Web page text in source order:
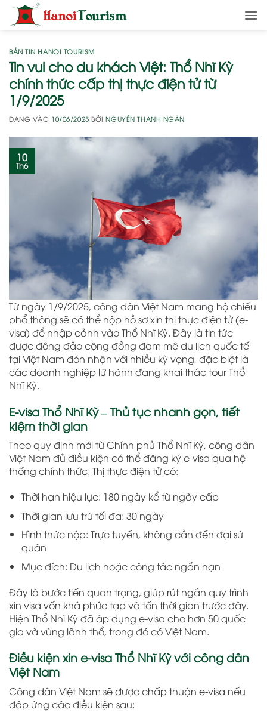
qua
dungBẢN TIN HANOI TOURISM
Tin vui cho du khách Việt: Thổ Nhĩ Kỳ
chính thức cấp thị thực điện tử từ
1/9/2025
ĐĂNG VÀO 10/06/2025 BỞINGUYỄN THANH NGÂN
10
Th6
Từ ngày 1/9/2025, công dân Việt Nam mang hộ chiếu
phổ thông sẽ có thể nộp hồ sơ xin thị thực điện tử (e-
visa) để nhập cảnh vào Thổ Nhĩ Kỳ. Đây là tin tức
được đông đảo cộng đồng đam mê du lịch quốc tế
tại Việt Nam đón nhận với nhiều kỳ vọng, đặc biệt là
các doanh nghiệp lữ hành đang khai thác tour Thổ
Nhĩ Kỳ.
E-visa Thổ Nhĩ Kỳ – Thủ tục nhanh gọn, tiết
kiệm thời gian
Theo quy định mới từ Chính phủ Thổ Nhĩ Kỳ, công dân
Việt Nam đủ điều kiện có thể đăng ký e-visa qua hệ
thống chính thức. Thị thực điện tử có:
Thời hạn hiệu lực: 180 ngày kể từ ngày cấp
Thời gian lưu trú tối đa: 30 ngày
Hình thức nộp: Trực tuyến, không cần đến đại sứ
quán
Mục đích: Du lịch hoặc công tác ngắn hạn
Đây là bước tiến quan trọng, giúp rút ngắn quy trình
xin visa vốn khá phức tạp và tốn thời gian trước đây.
Hiện Thổ Nhĩ Kỳ đã áp dụng e-visa cho hơn 50 quốc
gia và vùng lãnh thổ, trong đó có Việt Nam.
Điều kiện xin e-visa Thổ Nhĩ Kỳ với công dân
Việt Nam
Công dân Việt Nam sẽ được chấp thuận e-visa nếu
đáp ứng các điều kiện sau: